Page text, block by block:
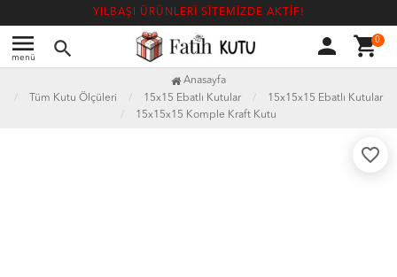
YILBAŞI ÜRÜNLERİ SİTEMİZDE AKTİF!
menu
menü search person shopping_cart0
Anasayfa
Tüm Kutu Ölçüleri
15x15 Ebatlı Kutular
15x15x15 Ebatlı Kutular
15x15x15 Komple Kraft Kutu
favorite_border